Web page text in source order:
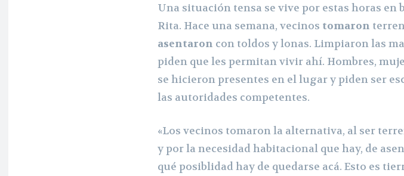
Una situación tensa se vive por estas horas en
Rita. Hace una semana, vecinos tomaron
asentaron con toldos y lonas. Limpiaron las
piden que les permitan vivir ahí. Hombres,
se hicieron presentes en el lugar y piden ser
las autoridades competentes.
«Los vecinos tomaron la alternativa, al ser
y por la necesidad habitacional que hay, de
qué posiblidad hay de quedarse acá. Esto es